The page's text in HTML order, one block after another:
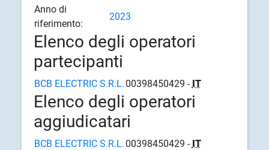
Anno di
riferimento:
2023
Elenco degli operatori
partecipanti
BCB ELECTRIC S.R.L. 00398450429 - IT
Elenco degli operatori
aggiudicatari
BCB ELECTRIC S.R.L. 00398450429 - IT